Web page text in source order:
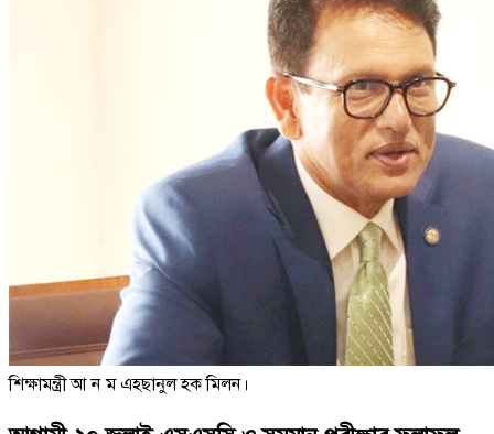
শিক্ষামন্ত্রী আ ন ম এহছানুল হক মিলন।